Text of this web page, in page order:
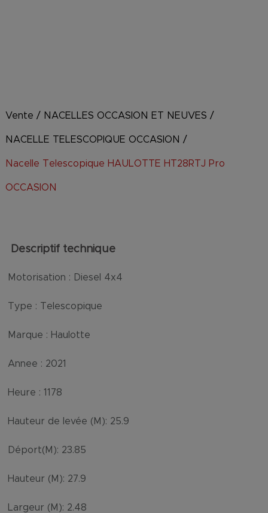
Vente / NACELLES OCCASION ET NEUVES /
NACELLE TELESCOPIQUE OCCASION /
Nacelle Telescopique HAULOTTE HT28RTJ Pro
OCCASION
Descriptif technique
Motorisation : Diesel 4x4
Type : Telescopique
Marque : Haulotte
Annee : 2021
Heure : 1178
Hauteur de levée (M): 25.9
Déport(M): 23.85
Hauteur (M): 27.9
Largeur (M): 2.48